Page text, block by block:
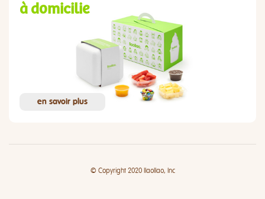
à domicilie
en savoir plus
© Copyright 2020 llaollao, Inc